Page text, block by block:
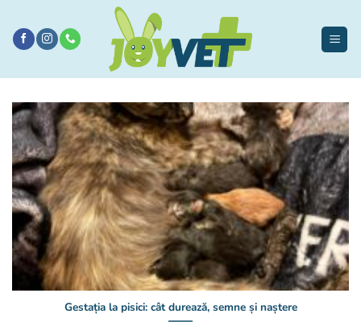
conținut
Gestația la pisici: cât durează, semne și naștere